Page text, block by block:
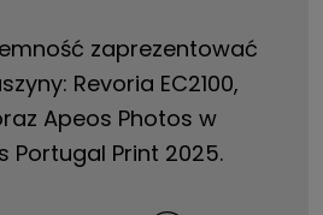
zaprezentować
Revoria EC2100,
Apeos Photos w
Portugal Print 2025.